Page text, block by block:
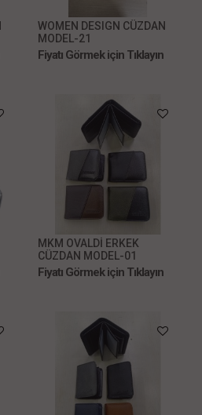
WOMEN DESIGN CÜZDAN
MODEL-21
Fiyatı Görmek için Tıklayın
MKM OVALDİ ERKEK
CÜZDAN MODEL-01
Fiyatı Görmek için Tıklayın